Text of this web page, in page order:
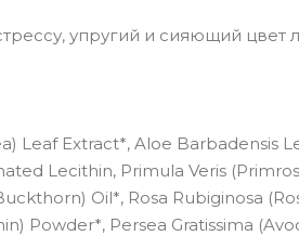
упругий и сияющий
Leaf Extract*, Aloe Barbadensis
Lecithin, Primula Veris
Oil*, Rosa Rubiginosa
Powder*, Persea Gratissima